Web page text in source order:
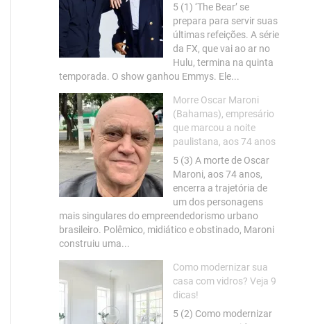
5 (1) ‘The Bear’ se
prepara para servir suas
últimas refeições. A série
da FX, que vai ao ar no
Hulu, termina na quinta
temporada. O show ganhou Emmys. Ele...
Morre Oscar Maroni
(Bahamas), empresário
que marcou a noite
paulistana, aos 74 anos
5 (3) A morte de Oscar
Maroni, aos 74 anos,
encerra a trajetória de
um dos personagens
mais singulares do empreendedorismo urbano
brasileiro. Polêmico, midiático e obstinado, Maroni
construiu uma...
Como modernizar sua
casa com vidros? Veja 9
dicas!
5 (2) Como modernizar